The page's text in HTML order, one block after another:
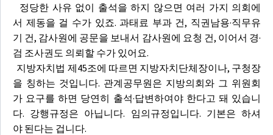
정당한 사유 없이 출석을 하지 않으면 여러 가지 의회에
서 제동을 걸 수가 있죠. 과태료 부과 건, 직권남용·직무유
기 건, 감사원에 공문을 보내서 감사원에 요청 건, 이어서 경·
검 조사권도 의뢰할 수가 있어요.
지방자치법 제45조에 따르면 지방자치단체장이나, 구청장
을 칭하는 것입니다. 관계공무원은 지방의회와 그 위원회
가 요구를 하면 당연히 출석·답변하여야 한다고 돼 있습니
다. 강행규정은 아닙니다. 임의규정입니다. 기본은 하셔
야 된다는 겁니다.